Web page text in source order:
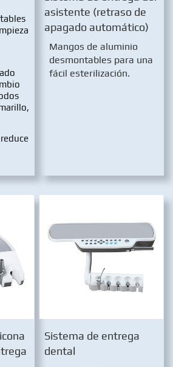
asistente (retraso de
apagado automático)
Mangos de aluminio
desmontables para una
fácil esterilización.
Sistema de entrega
dental